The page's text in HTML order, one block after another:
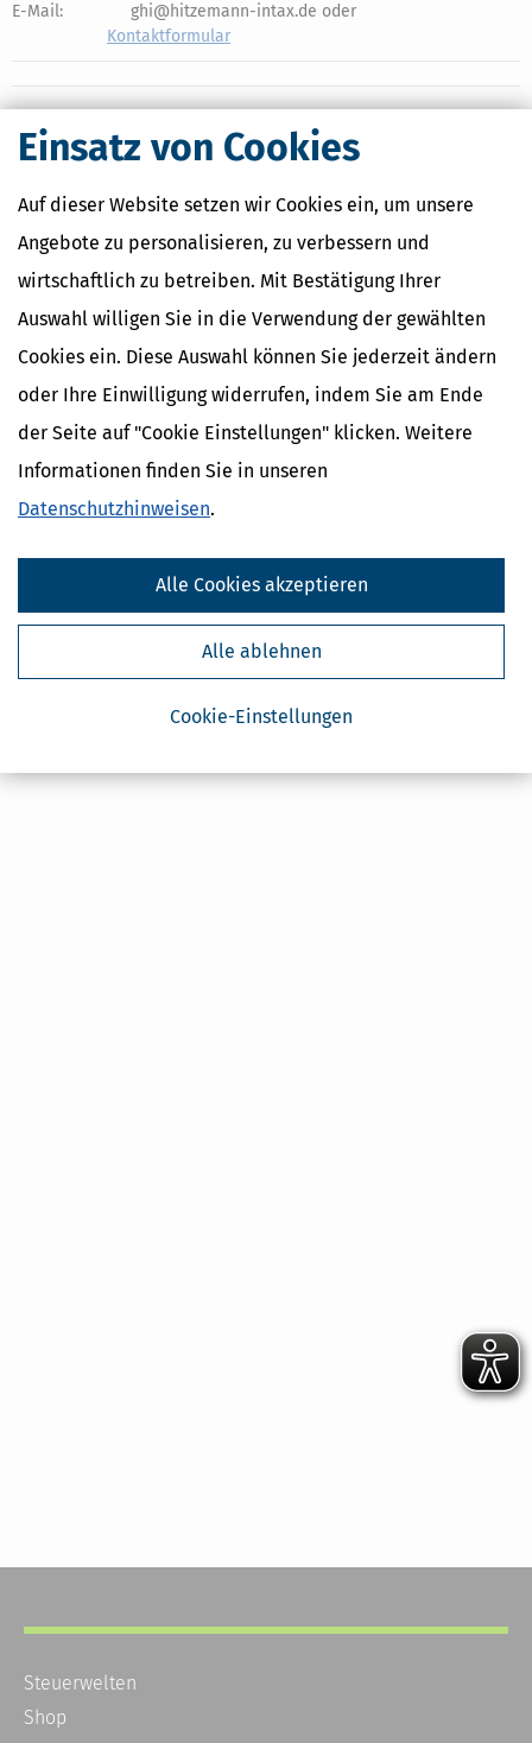
Einsatz von Cookies
Auf dieser Website setzen wir Cookies ein, um unsere
Angebote zu personalisieren, zu verbessern und
wirtschaftlich zu betreiben. Mit Bestätigung Ihrer
Auswahl willigen Sie in die Verwendung der gewählten
Cookies ein. Diese Auswahl können Sie jederzeit ändern
oder Ihre Einwilligung widerrufen, indem Sie am Ende
der Seite auf "Cookie Einstellungen" klicken. Weitere
Informationen finden Sie in unseren
Datenschutzhinweisen.
Cookie-Einstellungen
Alle ablehnen
Alle Cookies akzeptieren
E-Mail:
ghi@hitzemann-intax.de oder
Kontaktformular
Steuerwelten
Shop